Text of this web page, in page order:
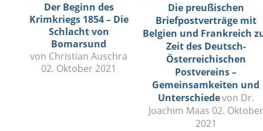
Der Beginn des
Krimkriegs 1854 – Die
Schlacht von
Bomarsund
von Christian Auschra
02. Oktober 2021
Die preußischen
Briefpostverträge mit
Belgien und Frankreich
Zeit des Deutsch-
Österreichischen
Postvereins –
Gemeinsamkeiten und
Unterschiedevon Dr.
Joachim Maas 02. Oktober
2021